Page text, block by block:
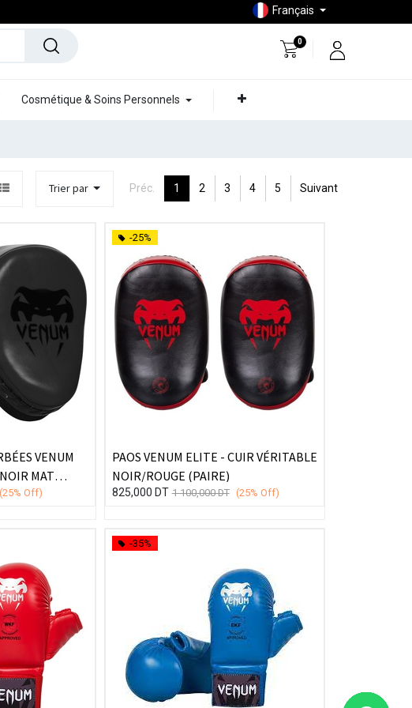
Français
0
Cosmétique & Soins Personnels
Préc. 1 2 3 4 5 Suivant
Trier par
VENUM
MAT
(25% Off)
-25%
PAOS VENUM ELITE - CUIR VÉRITABLE
NOIR/ROUGE (PAIRE)
825,000 DT 1 100,000DT (25% Off)
-35%